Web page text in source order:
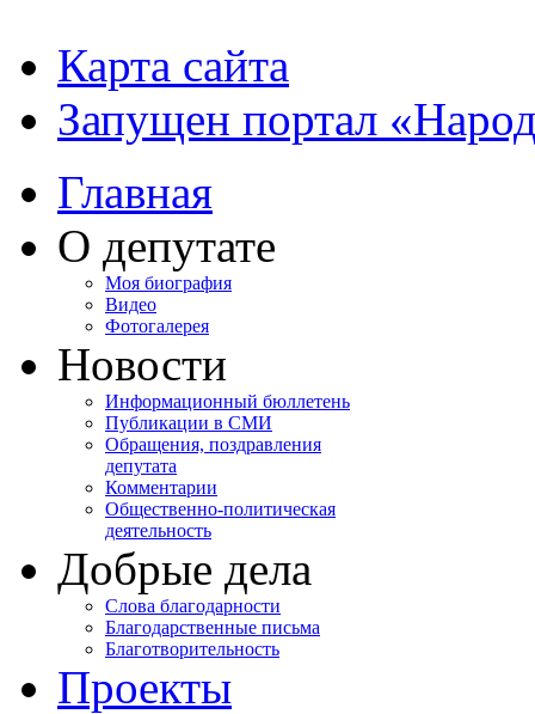
Карта сайта
Запущен портал
Главная
О депутате
Моя биография
Видео
Фотогалерея
Новости
Информационный бюллетень
Публикации в СМИ
Обращения, поздравления
депутата
Комментарии
Общественно-политическая
деятельность
Добрые дела
Слова благодарности
Благодарственные письма
Благотворительность
Проекты